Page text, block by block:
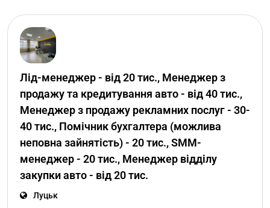
Лід-менеджер - від 20 тис., Менеджер з
продажу та кредитування авто - від 40 тис.,
Менеджер з продажу рекламних послуг - 30-
40 тис., Помічник бухгалтера (можлива
неповна зайнятість) - 20 тис., SMM-
менеджер - 20 тис., Менеджер відділу
закупки авто - від 20 тис.
Луцьк